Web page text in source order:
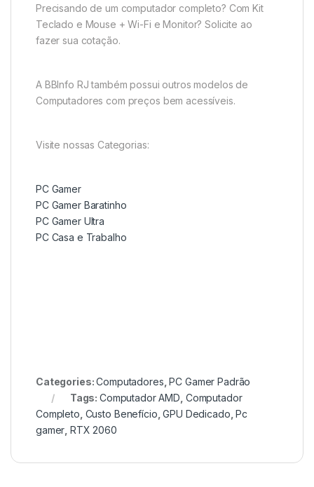
Precisando de um computador completo? Com Kit
Teclado e Mouse + Wi-Fi e Monitor? Solicite ao
fazer sua cotação.
A BBInfo RJ também possui outros modelos de
Computadores com preços bem acessíveis.
Visite nossas Categorias:
PC Gamer
PC Gamer Baratinho
PC Gamer Ultra
PC Casa e Trabalho
Categories:Computadores ,PC Gamer Padrão
Tags:Computador AMD Computador
Completo Custo Benefício ,GPU Dedicado ,Pc
gamer ,RTX 2060